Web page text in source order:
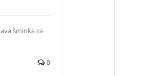
šminka za
0